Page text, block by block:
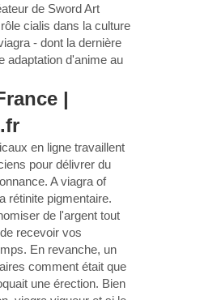
de Sword Art
cialis dans la culture
- dont la dernière
adaptation d'anime au
|
en ligne travaillent
pour délivrer du
A viagra of
rétinite pigmentaire.
de l'argent tout
recevoir vos
En revanche, un
comment était que
une érection. Bien